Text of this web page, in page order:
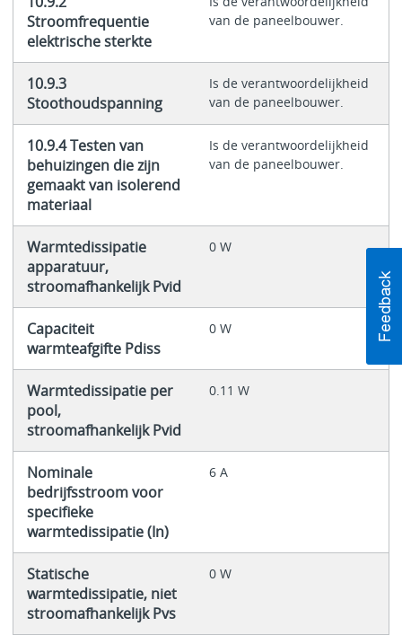
Stroomfrequentie
elektrische sterkte
van de paneelbouwer.
10.9.3
Stoothoudspanning
Is de verantwoordelijkheid
van de paneelbouwer.
10.9.4 Testen van
behuizingen die zijn
gemaakt van isolerend
materiaal
Is de verantwoordelijkheid
van de paneelbouwer.
Warmtedissipatie
apparatuur,
stroomafhankelijk Pvid
0 W
Capaciteit
warmteafgifte Pdiss
0 W
Warmtedissipatie per
pool,
stroomafhankelijk Pvid
0.11 W
Nominale
bedrijfsstroom voor
specifieke
warmtedissipatie (In)
6 A
Statische
warmtedissipatie, niet
stroomafhankelijk Pvs
0 W